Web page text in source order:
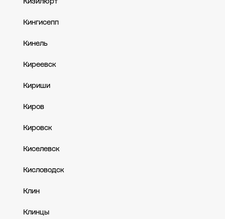
Кингисепп
Кинель
Киреевск
Кириши
Киров
Кировск
Киселевск
Кисловодск
Клин
Клинцы